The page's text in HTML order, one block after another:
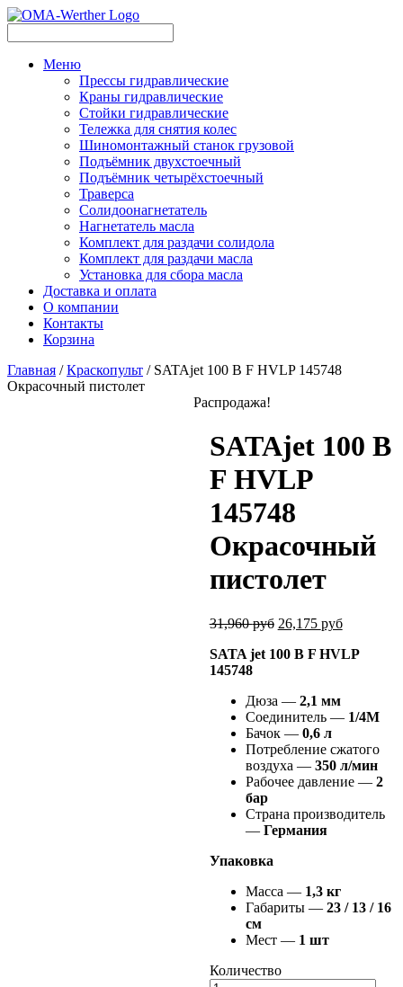
Меню
Прессы гидравлические
Краны гидравлические
Стойки гидравлические
Тележка для снятия колес
Шиномонтажный станок грузовой
Подъёмник двухстоечный
Подъёмник четырёхстоечный
Траверса
Солидоонагнетатель
Нагнетатель масла
Комплект для раздачи солидола
Комплект для раздачи масла
Установка для сбора масла
Доставка и оплата
О компании
Контакты
Корзина
Главная /Краскопульт / SATAjet 100 B F HVLP 145748
Окрасочный пистолет
Распродажа!
SATAjet 100 B
F HVLP
145748
Окрасочный
пистолет
31,960руб 26,175 руб
SATA jet 100 B F HVLP
145748
Дюза — 2,1 мм
Соединитель — 1/4М
Бачок —0,6 л
Потребление сжатого
воздуха —350 л/мин
Рабочее давление — 2
бар
Страна производитель
— Германия
Упаковка
Масса — 1,3 кг
Габариты — 23 / 13 / 16
см
Мест —1 шт
Количество